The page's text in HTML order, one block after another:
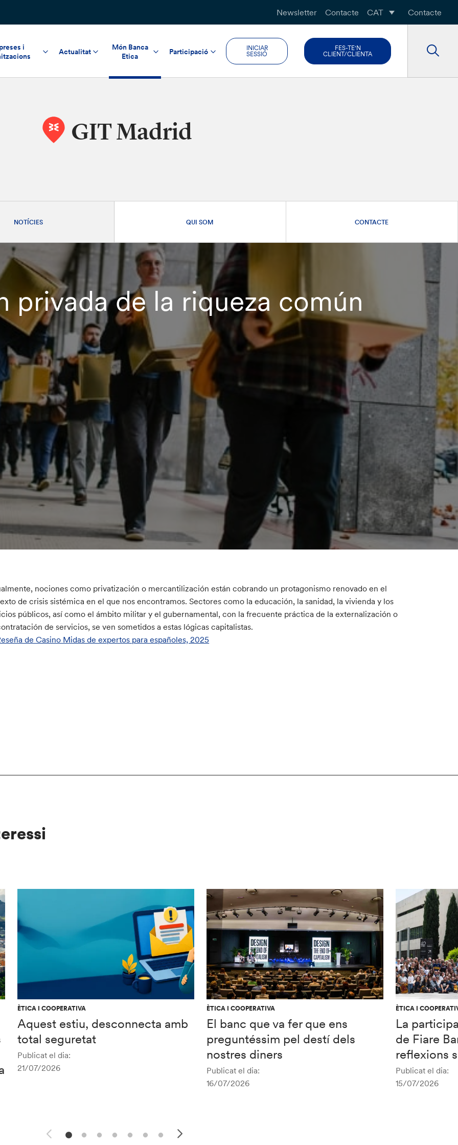
Newsletter Contacte CAT Contacte
i
Actualitat
Món Banca
Etica
Participació
INICIAR
SESSIÓ
FES-TE'N
CLIENT/CLIENTA
GIT Madrid
NOTÍCIES QUI SOM CONTACTE
privada de la riqueza común
nociones como privatización o mercantilización están cobrando un protagonismo renovado en el
de crisis sistémica en el que nos encontramos. Sectores como la educación, la sanidad, la vivienda y los
públicos, así como el ámbito militar y el gubernamental, con la frecuente práctica de la externalización o
de servicios, se ven sometidos a estas lógicas capitalistas.
de Casino Midas de expertos para españoles, 2025
ÈTICA I COOPERATIVA
Aquest estiu, desconnecta amb
total seguretat
Publicat el dia:
21/07/2026
ÈTICA I COOPERATIVA
El banc que va fer que ens
preguntéssim pel destí dels
nostres diners
Publicat el dia:
16/07/2026
ÈTICA I
La
de Fiare
reflexions
Publicat el dia:
15/07/2026